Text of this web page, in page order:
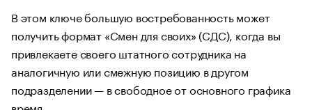
В этом ключе большую востребованность может
получить формат «Смен для своих» (СДС), когда вы
привлекаете своего штатного сотрудника на
аналогичную или смежную позицию в другом
подразделении — в свободное от основного графика